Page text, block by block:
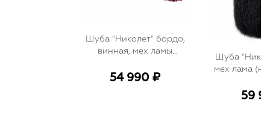
Шуба "Николет" бордо,
винная, мех ламы
см
54 990 ₽
Шуба
мех лама
59